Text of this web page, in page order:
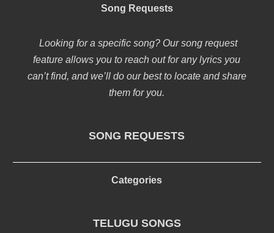
Song Requests
Looking for a specific song? Our song request
feature allows you to reach out for any lyrics you
can’t find, and we’ll do our best to locate and share
them for you.
SONG REQUESTS
Categories
TELUGU SONGS